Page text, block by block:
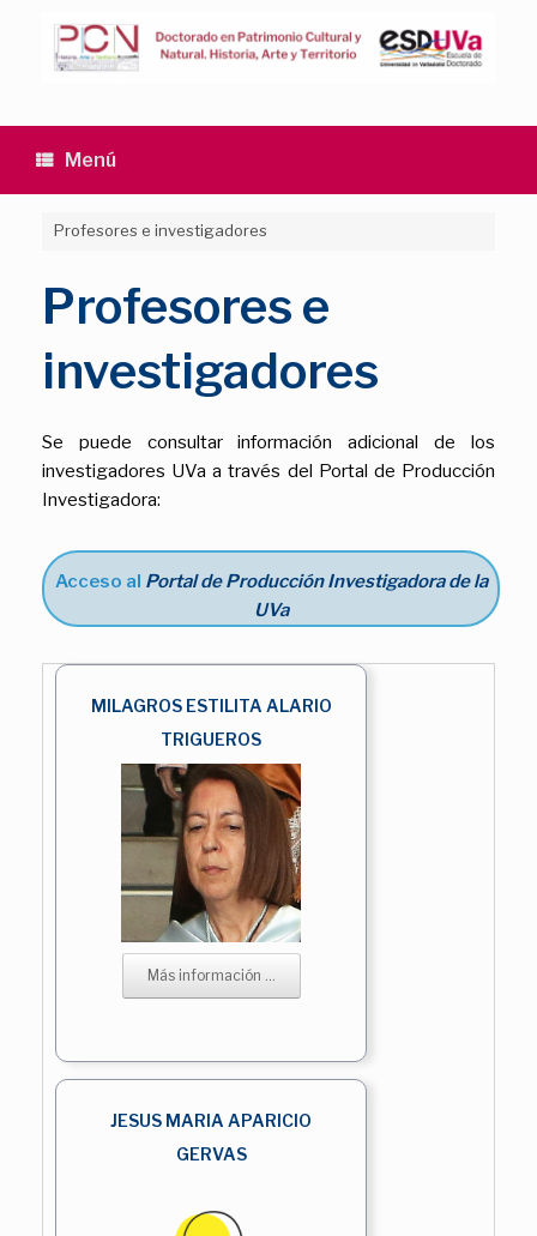
contenido
Menú
Profesores e investigadores
Profesores e
investigadores
Se puede consultar información adicional de los
investigadores UVa a través del Portal de Producción
Investigadora:
Acceso al Portal de Producción Investigadora de la
UVa
MILAGROS ESTILITA ALARIO
TRIGUEROS
Más información ...
JESUS MARIA APARICIO
GERVAS